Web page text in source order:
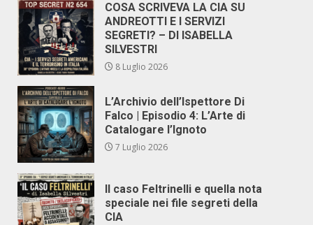
COSA SCRIVEVA LA CIA SU
ANDREOTTI E I SERVIZI
SEGRETI? – DI ISABELLA
SILVESTRI
8 Luglio 2026
L’Archivio dell’Ispettore Di
Falco | Episodio 4: L’Arte di
Catalogare l’Ignoto
7 Luglio 2026
Il caso Feltrinelli e quella nota
speciale nei file segreti della
CIA